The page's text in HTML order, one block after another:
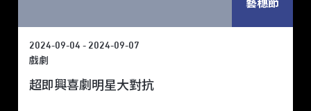
藝穗節
2024-09-04 - 2024-09-07
戲劇
超即興喜劇明星大對抗